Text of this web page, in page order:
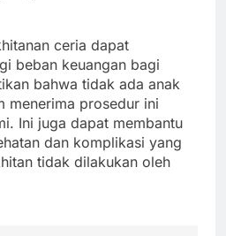
ceria dapat
beban keuangan bagi
bahwa tidak ada anak
menerima prosedur ini
Ini juga dapat membantu
dan komplikasi yang
tidak dilakukan oleh